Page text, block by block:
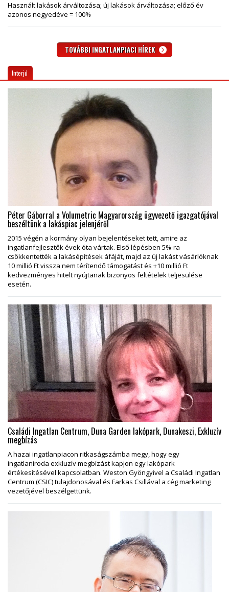
Használt lakások árváltozása; új lakások árváltozása; előző év
azonos negyedéve = 100%
TOVÁBBI INGATLANPIACI HÍREK
Interjú
Péter Gáborral a Volumetric Magyarország ügyvezető igazgatójával
beszéltünk a lakáspiac jelenjéről
2015 végén a kormány olyan bejelentéseket tett, amire az
ingatlanfejlesztők évek óta vártak. Első lépésben 5%-ra
csökkentették a lakásépítések áfáját, majd az új lakást vásárlóknak
10 millió Ft vissza nem térítendő támogatást és +10 millió Ft
kedvezményes hitelt nyújtanak bizonyos feltételek teljesülése
esetén.
Családi Ingatlan Centrum, Duna Garden lakópark, Dunakeszi, Exkluzív
megbízás
A hazai ingatlanpiacon ritkaságszámba megy, hogy egy
ingatlaniroda exkluzív megbízást kapjon egy lakópark
értékesítésével kapcsolatban. Weston Gyöngyivel a Családi Ingatlan
Centrum (CSIC) tulajdonosával és Farkas Csillával a cég marketing
vezetőjével beszélgettünk.